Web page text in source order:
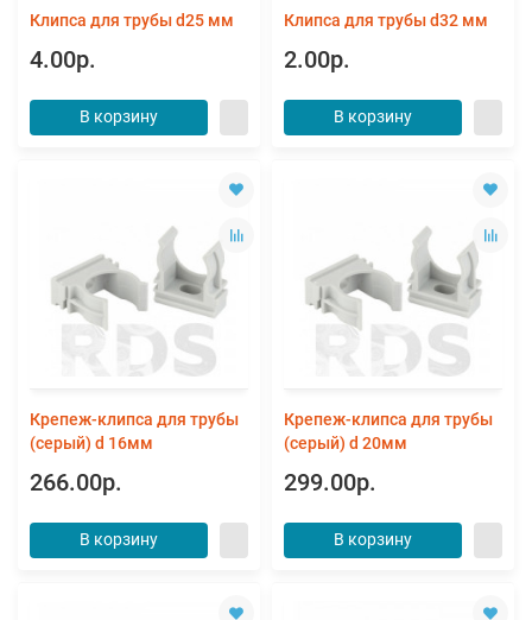
Клипса для трубы d25 мм
4.00р.
В корзину
Клипса для трубы d32 мм
2.00р.
В корзину
Крепеж-клипса для трубы
(серый) d 16мм
266.00р.
В корзину
Крепеж-клипса для трубы
(серый) d 20мм
299.00р.
В корзину